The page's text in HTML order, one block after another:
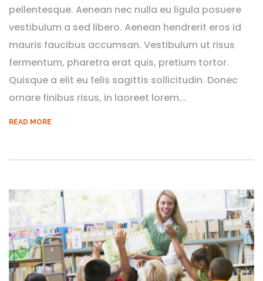
pellentesque. Aenean nec nulla eu ligula posuere
vestibulum a sed libero. Aenean hendrerit eros id
mauris faucibus accumsan. Vestibulum ut risus
fermentum, pharetra erat quis, pretium tortor.
Quisque a elit eu felis sagittis sollicitudin. Donec
ornare finibus risus, in laoreet lorem...
READ MORE